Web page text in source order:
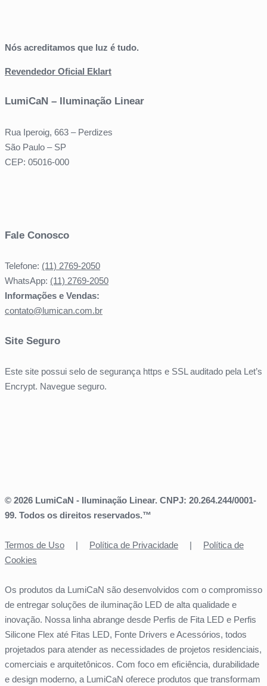
Nós acreditamos que luz é tudo.
Revendedor Oficial Eklart
LumiCaN – Iluminação Linear
Rua Iperoig, 663 – Perdizes
São Paulo – SP
CEP: 05016-000
Fale Conosco
Telefone: (11) 2769-2050
WhatsApp: (11) 2769-2050
Informações e Vendas:
contato@lumican.com.br
Site Seguro
Este site possui selo de segurança https e SSL auditado pela Let’s
Encrypt. Navegue seguro.
© 2026 LumiCaN - Iluminação Linear. CNPJ: 20.264.244/0001-
99. Todos os direitos reservados.™
Termos de Uso | Política de Privacidade | Política de
Cookies
Os produtos da LumiCaN são desenvolvidos com o compromisso
de entregar soluções de iluminação LED de alta qualidade e
inovação. Nossa linha abrange desde Perfis de Fita LED e Perfis
Silicone Flex até Fitas LED, Fonte Drivers e Acessórios, todos
projetados para atender as necessidades de projetos residenciais,
comerciais e arquitetônicos. Com foco em eficiência, durabilidade
e design moderno, a LumiCaN oferece produtos que transformam